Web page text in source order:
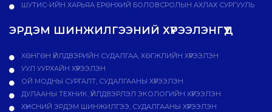
ШУТИС-ИЙН ХАРЬЯА ЕРӨНХИЙ БОЛОВСРОЛЫН АХЛАХ СУРГУУЛЬ
ЭРДЭМ ШИНЖИЛГЭЭНИЙ ХҮРЭЭЛЭНГҮҮД
ХӨНГӨН ҮЙЛДВЭРИЙН СУДАЛГАА, ХӨГЖЛИЙН ХҮРЭЭЛЭН
УУЛ УУРХАЙН ХҮРЭЭЛЭН
ОЙ МОДНЫ СУРГАЛТ, СУДАЛГААНЫ ХҮРЭЭЛЭН
ДУЛААНЫ ТЕХНИК, ҮЙЛДВЭРЛЭЛ ЭКОЛОГИЙН ХҮРЭЭЛЭН
ХҮНСНИЙ ЭРДЭМ ШИНЖИЛГЭЭ, СУДАЛГААНЫ ХҮРЭЭЛЭН